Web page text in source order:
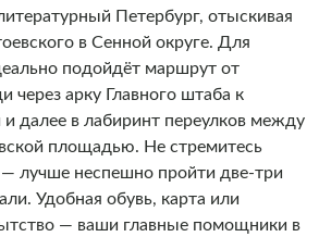
Петербург, отыскивая
в Сенной округе. Для
подойдёт маршрут от
арку Главного штаба к
далее в лабиринт переулков между
площадью. Не стремитесь
— лучше неспешно пройти две-три
Удобная обувь, карта или
— ваши главные помощники в